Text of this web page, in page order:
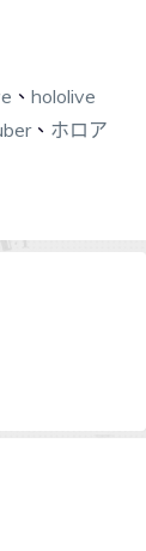
、 hololive
、 ホロア